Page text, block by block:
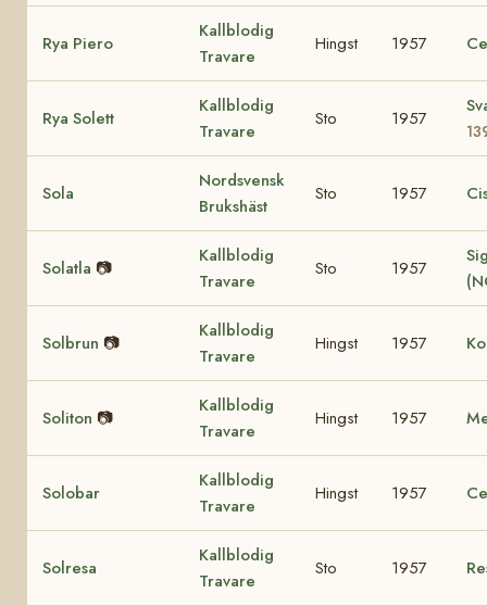
Rya Piero
Kallblodig
Travare
Hingst 1957
Rya Solett
Kallblodig
Travare
Sto 1957
Sola
Nordsvensk
Brukshäst
Sto 1957
Solatla 📷
Kallblodig
Travare
Sto 1957
Solbrun 📷
Kallblodig
Travare
Hingst 1957
Soliton 📷
Kallblodig
Travare
Hingst 1957
Solobar
Kallblodig
Travare
Hingst 1957
Solresa
Kallblodig
Travare
Sto 1957